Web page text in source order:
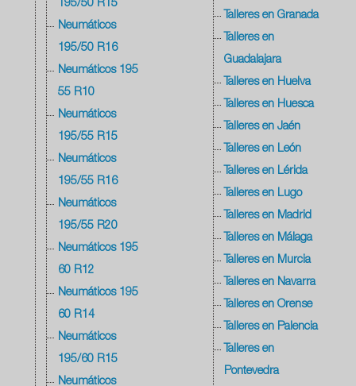
195/50 R15
Neumáticos
195/50 R16
Neumáticos 195
55 R10
Neumáticos
195/55 R15
Neumáticos
195/55 R16
Neumáticos
195/55 R20
Neumáticos 195
60 R12
Neumáticos 195
60 R14
Neumáticos
195/60 R15
Neumáticos
Talleres en Granada
Talleres en
Guadalajara
Talleres en Huelva
Talleres en Huesca
Talleres en Jaén
Talleres en León
Talleres en Lérida
Talleres en Lugo
Talleres en Madrid
Talleres en Málaga
Talleres en Murcia
Talleres en Navarra
Talleres en Orense
Talleres en Palencia
Talleres en
Pontevedra